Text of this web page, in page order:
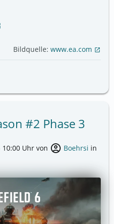
Bildquelle: www.ea.com open_in_new
#2 Phase 3
10:00 Uhr von account_circle Boehrsi in